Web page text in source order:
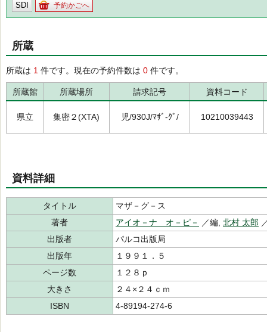
SDI 予約かごへ
所蔵
所蔵は 1 件です。現在の予約件数は 0 件です。
所蔵館 所蔵場所 請求記号 資料コード
県立 集密２(XTA) 児/930J/ﾏｻﾞ-ｸﾞ/ 10210039443
資料詳細
タイトル
マザ－グ－ス
著者
アイオ－ナ オ－ピ－ ／編, 北村 太郎
出版者
パルコ出版局
出版年
１９９１．５
ページ数
１２８ｐ
大きさ
２４×２４ｃｍ
ISBN
4-89194-274-6